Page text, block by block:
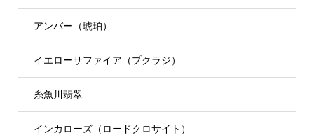
アンバー（琥珀）
イエローサファイア（プクラジ）
糸魚川翡翠
インカローズ（ロードクロサイト）